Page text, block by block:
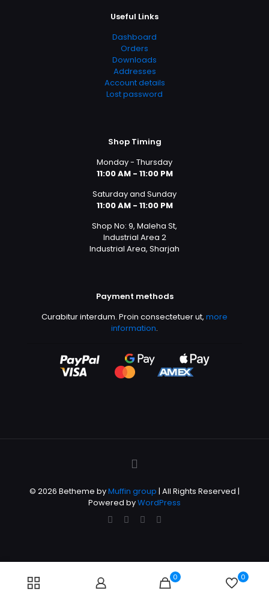
Useful Links
Dashboard
Orders
Downloads
Addresses
Account details
Lost password
Shop Timing
Monday - Thursday
11:00 AM - 11:00 PM
Saturday and Sunday
11:00 AM - 11:00 PM
Shop No: 9, Maleha St,
Industrial Area 2
Industrial Area, Sharjah
Payment methods
Curabitur interdum. Proin consectetuer ut, more
information.
© 2026 Betheme byMuffin group | All Rights Reserved |
Powered byWordPress
0 0